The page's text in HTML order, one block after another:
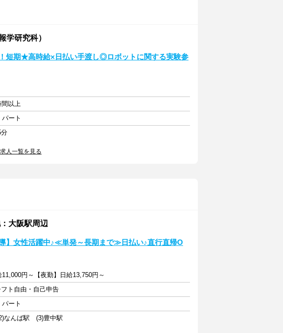
学研究科）
！短期★高時給×日払い手渡し◎ロボットに関する実験参
間以上
ート
人一覧を見る
大阪駅周辺
導】女性活躍中♪≪単発～長期まで≫日払い♪直行直帰O
11,000円～【夜勤】日給13,750円～
ト自由・自己申告
ート
なんば駅 (3)豊中駅